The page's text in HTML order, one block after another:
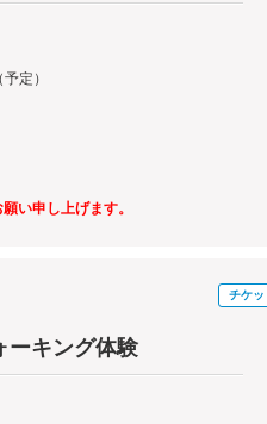
定）
い申し上げます。
チケッ
ーキング体験